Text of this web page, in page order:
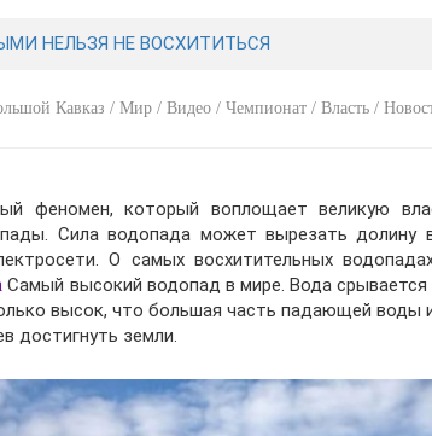
НЕЛЬЗЯ НЕ ВОСХИТИТЬСЯ
Кавказ / Мир / Видео / Чемпионат / Власть /
феномен, который воплощает великую
Сила водопада может вырезать долину
О самых восхитительных
Самый высокий водопад в мире. Вода
высок, что большая часть падающей воды
достигнуть земли.